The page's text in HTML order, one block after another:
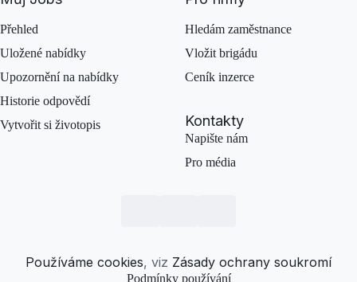
Přehled
Uložené nabídky
Upozornění na nabídky
Historie odpovědí
Vytvořit si životopis
Hledám zaměstnance
Vložit brigádu
Ceník inzerce
Kontakty
Napište nám
Pro média
Používáme cookies, viz Zásady ochrany soukromí
Podmínky používání